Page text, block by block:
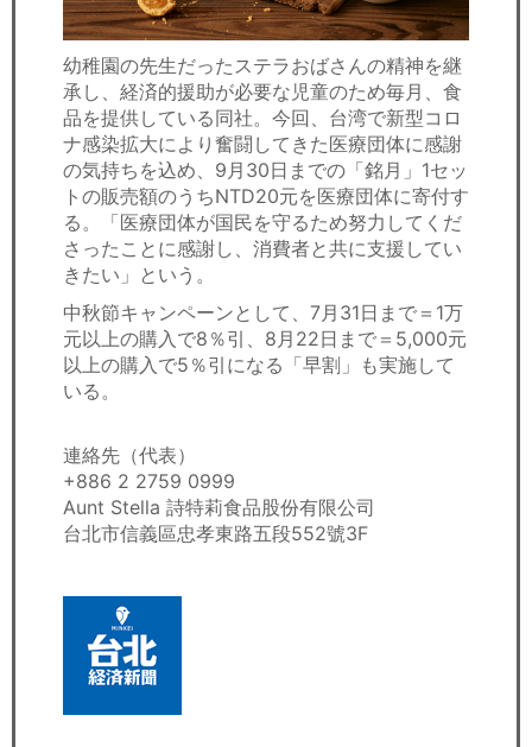
幼稚園の先生だったステラおばさんの精神を継
承し、経済的援助が必要な児童のため毎月、食
品を提供している同社。今回、台湾で新型コロ
ナ感染拡大により奮闘してきた医療団体に感謝
の気持ちを込め、9月30日までの「銘月」1セッ
トの販売額のうちNTD20元を医療団体に寄付す
る。「医療団体が国民を守るため努力してくだ
さったことに感謝し、消費者と共に支援してい
きたい」という。
中秋節キャンペーンとして、7月31日まで＝1万
元以上の購入で8％引、8月22日まで＝5,000元
以上の購入で5％引になる「早割」も実施して
いる。
連絡先（代表）
+886 2 2759 0999
Aunt Stella 詩特莉食品股份有限公司
台北市信義區忠孝東路五段552號3F